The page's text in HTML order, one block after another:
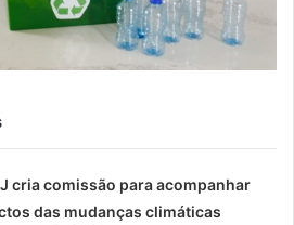
cria comissão para acompanhar
das mudanças climáticas